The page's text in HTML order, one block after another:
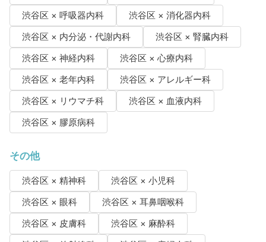
渋谷区 × 呼吸器内科
渋谷区 × 消化器内科
渋谷区 × 内分泌・代謝内科
渋谷区 × 腎臓内科
渋谷区 × 神経内科
渋谷区 × 心療内科
渋谷区 × 老年内科
渋谷区 × アレルギー科
渋谷区 × リウマチ科
渋谷区 × 血液内科
渋谷区 × 膠原病科
その他
渋谷区 × 精神科
渋谷区 × 小児科
渋谷区 × 眼科
渋谷区 × 耳鼻咽喉科
渋谷区 × 皮膚科
渋谷区 × 麻酔科